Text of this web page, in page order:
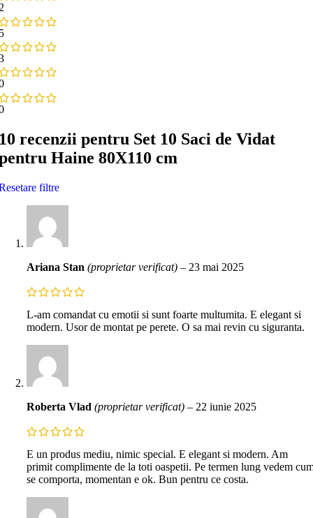
recenzii pentru Set 10 Saci de Vidat
Haine 80X110 cm
filtre
Ariana Stan (proprietar verificat) – 23 mai 2025
L-am comandat cu emotii si sunt foarte multumita. E elegant si
modern. Usor de montat pe perete. O sa mai revin cu siguranta.
Roberta Vlad (proprietar verificat) – 22 iunie 2025
E un produs mediu, nimic special. E elegant si modern. Am
primit complimente de la toti oaspetii. Pe termen lung vedem
se comporta, momentan e ok. Bun pentru ce costa.